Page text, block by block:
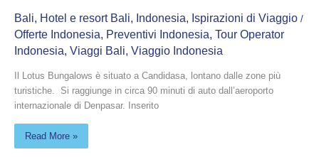
Bali, Hotel e resort Bali, Indonesia, Ispirazioni di Viaggio /
Offerte Indonesia, Preventivi Indonesia, Tour Operator
Indonesia, Viaggi Bali, Viaggio Indonesia
Il Lotus Bungalows è situato a Candidasa, lontano dalle zone più
turistiche. Si raggiunge in circa 90 minuti di auto dall’aeroporto
internazionale di Denpasar. Inserito
Read More »